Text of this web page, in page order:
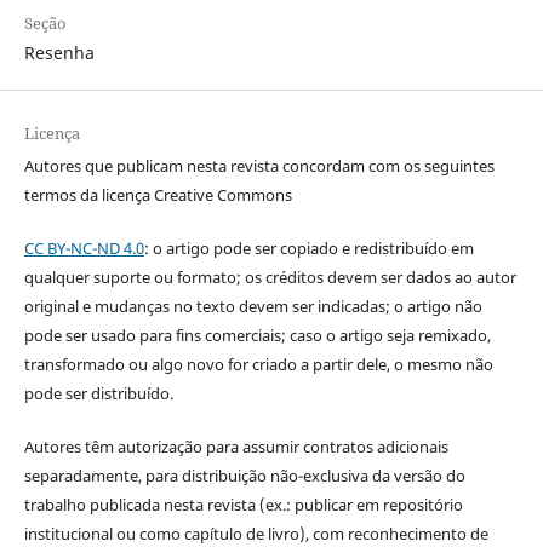
Seção
Resenha
Licença
Autores que publicam nesta revista concordam com os seguintes
termos da licença Creative Commons
CC BY-NC-ND 4.0: o artigo pode ser copiado e redistribuído em
qualquer suporte ou formato; os créditos devem ser dados ao autor
original e mudanças no texto devem ser indicadas; o artigo não
pode ser usado para fins comerciais; caso o artigo seja remixado,
transformado ou algo novo for criado a partir dele, o mesmo não
pode ser distribuído.
Autores têm autorização para assumir contratos adicionais
separadamente, para distribuição não-exclusiva da versão do
trabalho publicada nesta revista (ex.: publicar em repositório
institucional ou como capítulo de livro), com reconhecimento de